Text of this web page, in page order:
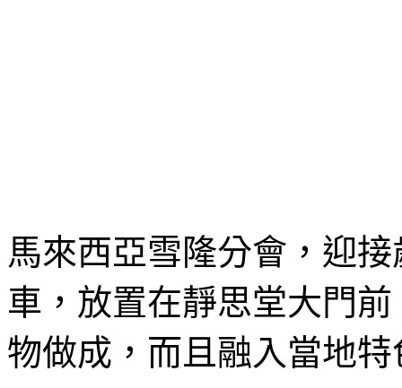
馬來西亞雪隆分會，迎
車，放置在靜思堂大門
物做成，而且融入當地特